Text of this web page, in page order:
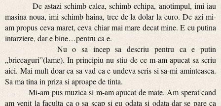
De astazi schimb calea, schimb echipa, anotimpul, imi iau
masina noua, imi schimb haina, trec de la dolar la euro. De azi mi-
am propus ceva maret, ceva chiar mai mare decat mine. E cu putina
intarziere, dar e bine…pentru ca e.
Nu o sa incep sa descriu pentru ca e putin
„briceaguri”(lame). In principiu nu stiu de ce m-am apucat sa scriu
aici. Mai mult doar ca sa vad ca e undeva scris si sa-mi aminteasca.
Sa ma tina in priza si aproape de tinta.
Mi-am pus muzica si m-am apucat de mate. Am sperat cand
am venit la faculta ca o sa scap si eu odata si odata dar se pare ca